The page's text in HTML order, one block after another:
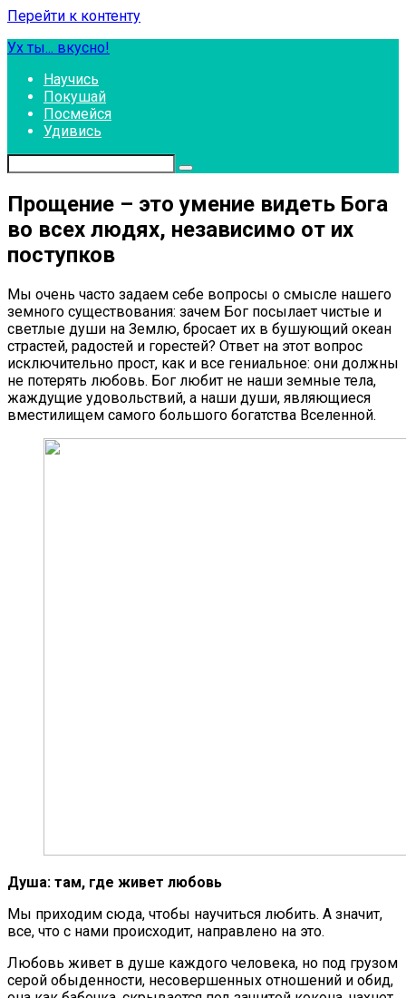
Перейти к контенту
Ух ты... вкусно!
Научись
Покушай
Посмейся
Удивись
Прощение – это умение видеть Бога
во всех людях, независимо от их
поступков
Мы очень часто задаем себе вопросы о смысле нашего
земного существования: зачем Бог посылает чистые и
светлые души на Землю, бросает их в бушующий океан
страстей, радостей и горестей? Ответ на этот вопрос
исключительно прост, как и все гениальное: они должны
не потерять любовь. Бог любит не наши земные тела,
жаждущие удовольствий, а наши души, являющиеся
вместилищем самого большого богатства Вселенной.
Душа: там, где живет любовь
Мы приходим сюда, чтобы научиться любить. А значит,
все, что с нами происходит, направлено на это.
Любовь живет в душе каждого человека, но под грузом
серой обыденности, несовершенных отношений и обид,